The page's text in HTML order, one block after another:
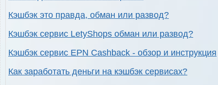
Кэшбэк это правда, обман или развод?
Кэшбэк сервис LetyShops обман или развод?
Кэшбэк сервис EPN Cashback - обзор и инструкция
Как заработать деньги на кэшбэк сервисах?